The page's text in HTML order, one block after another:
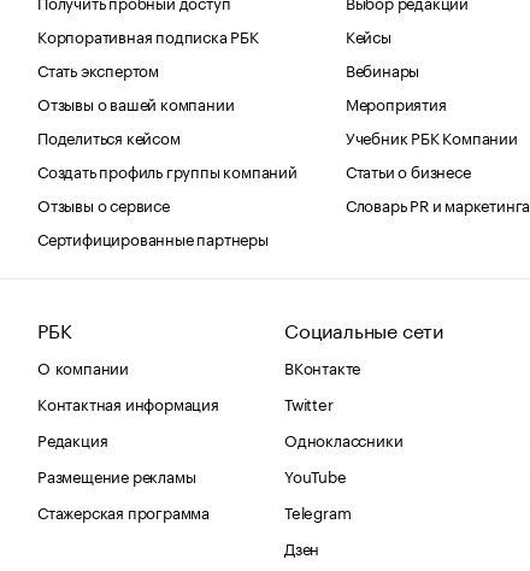
Корпоративная подписка РБК
Стать экспертом
Отзывы о вашей компании
Поделиться кейсом
Создать профиль группы компаний
Отзывы о сервисе
Сертифицированные партнеры
Кейсы
Вебинары
Мероприятия
Учебник РБК Компании
Статьи о бизнесе
Словарь PR и маркетинга
РБК
О компании
Контактная информация
Редакция
Размещение рекламы
Стажерская программа
Социальные сети
ВКонтакте
Twitter
Одноклассники
YouTube
Telegram
Дзен